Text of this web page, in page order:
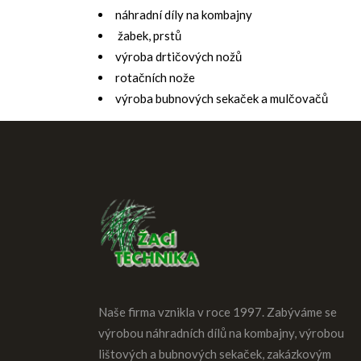
náhradní díly na kombajny
žabek, prstů
výroba drtičových nožů
rotačních nože
výroba bubnových sekaček a mulčovačů
Naše firma vznikla v roce 1997. Zabýváme se
výrobou náhradních dílů na kombajny, výrobou
lištových a bubnových sekaček, zakázkovým